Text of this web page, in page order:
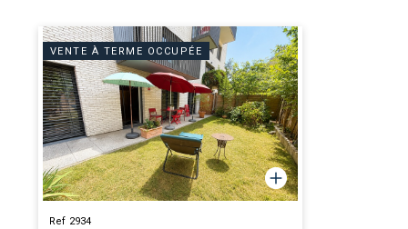
VENTE À TERME OCCUPÉE
Ref 2934